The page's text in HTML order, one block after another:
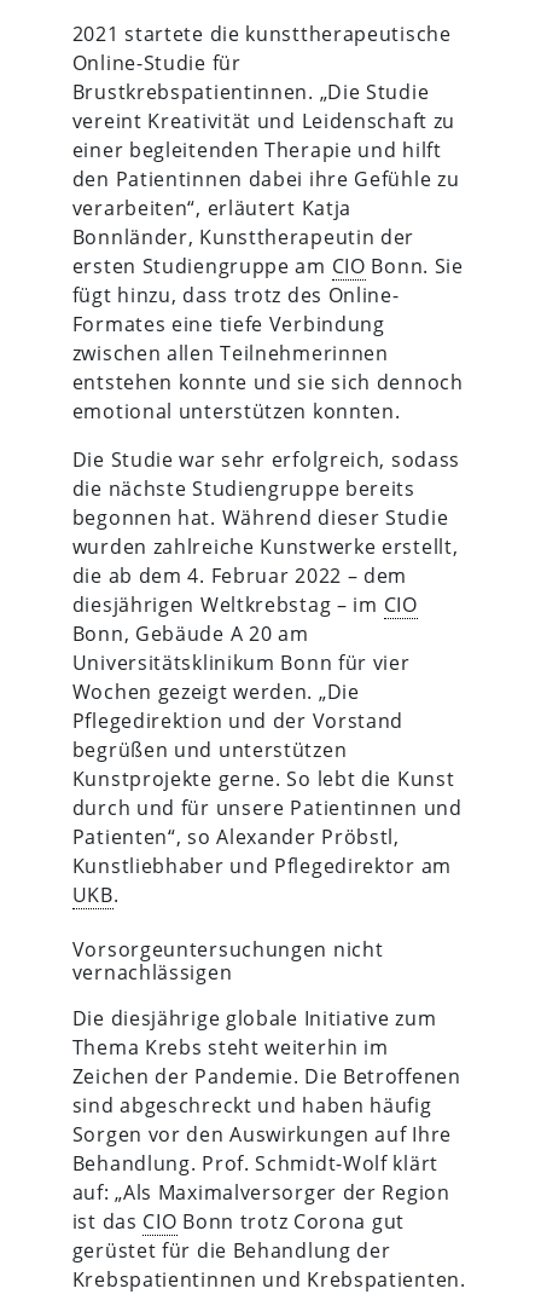
2021 startete die kunsttherapeutische
Online-Studie für
Brustkrebspatientinnen. „Die Studie
vereint Kreativität und Leidenschaft zu
einer begleitenden Therapie und hilft
den Patientinnen dabei ihre Gefühle zu
verarbeiten“, erläutert Katja
Bonnländer, Kunsttherapeutin der
ersten Studiengruppe am CIO Bonn. Sie
fügt hinzu, dass trotz des Online-
Formates eine tiefe Verbindung
zwischen allen Teilnehmerinnen
entstehen konnte und sie sich dennoch
emotional unterstützen konnten.
Die Studie war sehr erfolgreich, sodass
die nächste Studiengruppe bereits
begonnen hat. Während dieser Studie
wurden zahlreiche Kunstwerke erstellt,
die ab dem 4. Februar 2022 – dem
diesjährigen Weltkrebstag – im CIO
Bonn, Gebäude A 20 am
Universitätsklinikum Bonn für vier
Wochen gezeigt werden. „Die
Pflegedirektion und der Vorstand
begrüßen und unterstützen
Kunstprojekte gerne. So lebt die Kunst
durch und für unsere Patientinnen und
Patienten“, so Alexander Pröbstl,
Kunstliebhaber und Pflegedirektor am
UKB.
Vorsorgeuntersuchungen nicht
vernachlässigen
Die diesjährige globale Initiative zum
Thema Krebs steht weiterhin im
Zeichen der Pandemie. Die Betroffenen
sind abgeschreckt und haben häufig
Sorgen vor den Auswirkungen auf Ihre
Behandlung. Prof. Schmidt-Wolf klärt
auf: „Als Maximalversorger der Region
ist das CIO Bonn trotz Corona gut
gerüstet für die Behandlung der
Krebspatientinnen und Krebspatienten.